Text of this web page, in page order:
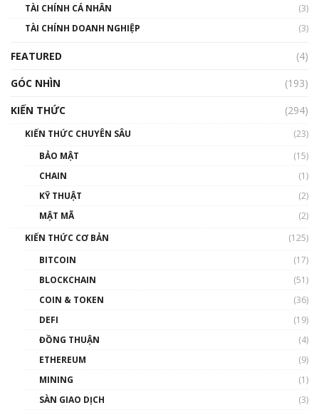
Nhìn lại năm 2022: Những sự kiện ảnh hưởng
đến hệ sinh thái tiền mã hoá | Phổ cập
00:43:47
như thể nào?
00:39:31
Phổ cập Blockchain
thống & Crypto qua các cuộc chiến | Phổ cập
TÀI CHÍNH CÁ NHÂN
(3)
TÀI CHÍNH DOANH NGHIỆP
(3)
FEATURED
(4)
GÓC NHÌN
(193)
KIẾN THỨC
(294)
KIẾN THỨC CHUYÊN SÂU
(23)
BẢO MẬT
(15)
CHAIN
(1)
KỸ THUẬT
(2)
MẬT MÃ
(2)
KIẾN THỨC CƠ BẢN
(125)
BITCOIN
(17)
BLOCKCHAIN
(51)
COIN & TOKEN
(36)
DEFI
(19)
ĐỒNG THUẬN
(4)
ETHEREUM
(9)
MINING
(1)
SÀN GIAO DỊCH
(3)